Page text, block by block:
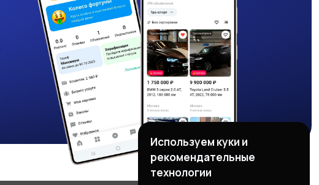
Используем куки и
рекомендательные
технологии